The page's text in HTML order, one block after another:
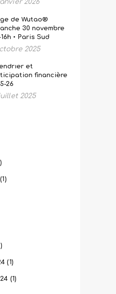
2026
de Wutao®
30 novembre
16h • Paris Sud
2025
et
financière
26
2025
(1)
(1)
(1)